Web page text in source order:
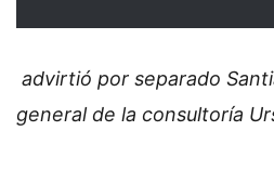
advirtió por separado
general de la consultoría